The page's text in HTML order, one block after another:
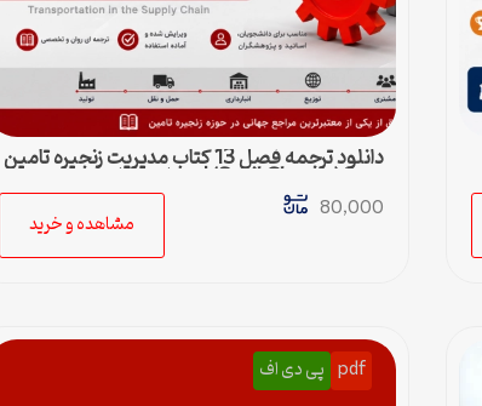
دانلود ترجمه فصل 13 کتاب مدیریت زنجیره تامین
چوپرا (Sunil Chopra) | حمل و نقل در زنجیره
تامین
80,000
مشاهده و خرید
pdf پی دی اف